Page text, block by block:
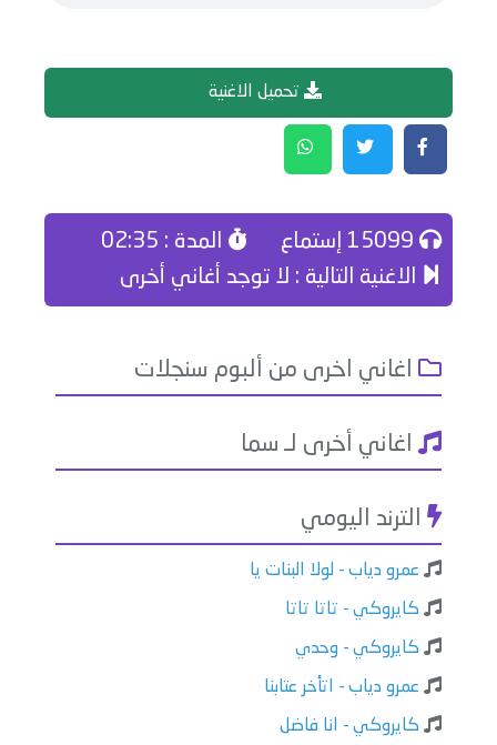
تحميل الاغنية
المدة : 02:35
الاغنية التالية : لا توجد أغاني أخرى
اغاني اخرى من ألبوم سنجلات
اغاني أخرى لـ سما
الترند اليومي
عمرو دياب - لولا البنات يا
كايروكي - تاتا تاتا
كايروكي - وحدي
عمرو دياب - اتأخر عتابنا
كايروكي - انا فاضل